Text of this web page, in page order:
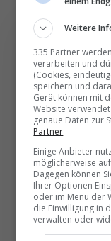
Die
Ihr
Täglich
weniger.
Weitere
335 Partner
verarbeiten und
(Cookies,
speichern und
Gerät können mit
Website
genaue Daten zur
Partner
Einige Anbieter
möglicherweise
Dagegen können
Ihrer Optionen
oder im Menü der
die Einwilligung in
verwalten oder